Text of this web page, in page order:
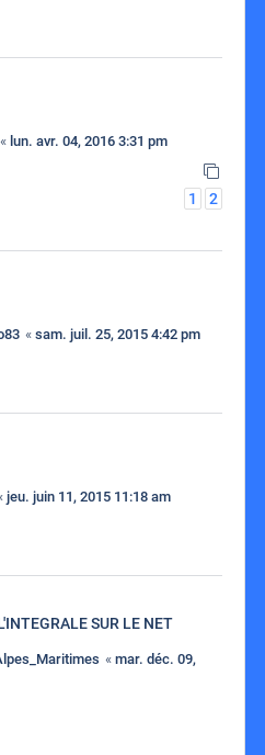
« lun. avr. 04, 2016 3:31 pm
1
2
« sam. juil. 25, 2015 4:42 pm
jeu. juin 11, 2015 11:18 am
SUR LE NET
« mar. déc. 09,